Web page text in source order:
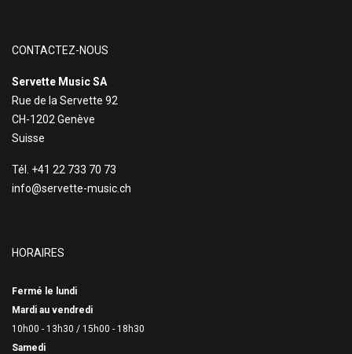
CONTACTEZ-NOUS
Servette Music SA
Rue de la Servette 92
CH-1202 Genève
Suisse
Tél. +41 22 733 70 73
info@servette-music.ch
HORAIRES
Fermé le lundi
Mardi au vendredi
10h00 - 13h30 / 15h00 - 18h30
Samedi